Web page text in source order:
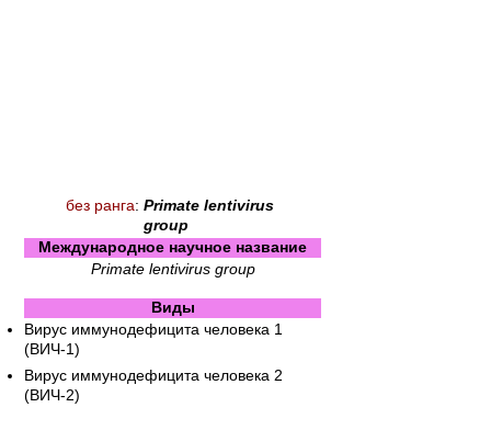
без ранга: Primate lentivirus
group
Международное научное название
Primate lentivirus group
Виды
Вирус иммунодефицита человека 1
(ВИЧ-1)
Вирус иммунодефицита человека 2
(ВИЧ-2)